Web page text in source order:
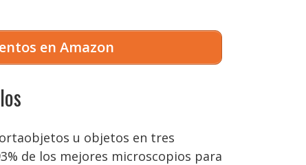
en Amazon
u objetos en tres
de los mejores microscopios para